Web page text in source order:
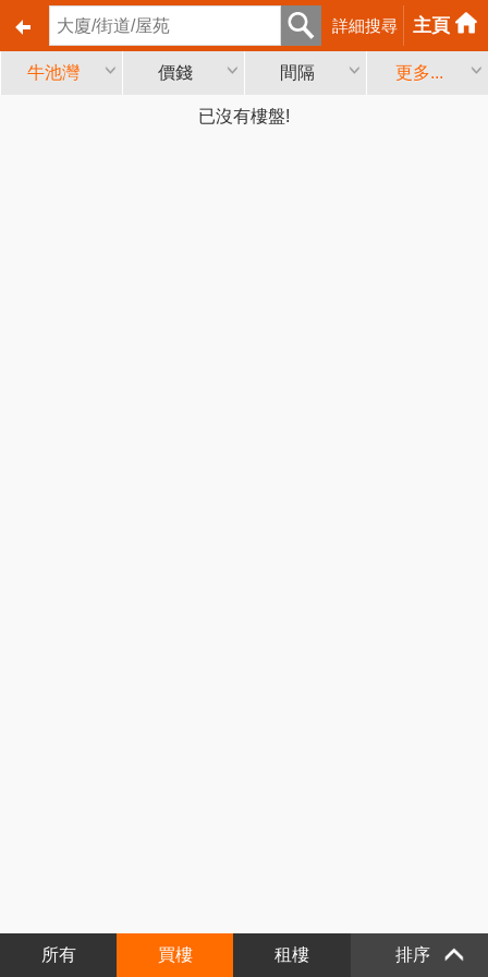
詳細搜尋 主頁
牛池灣 價錢 間隔 更多...
已沒有樓盤!
所有 買樓 租樓 排序